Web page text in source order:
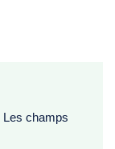
Les champs